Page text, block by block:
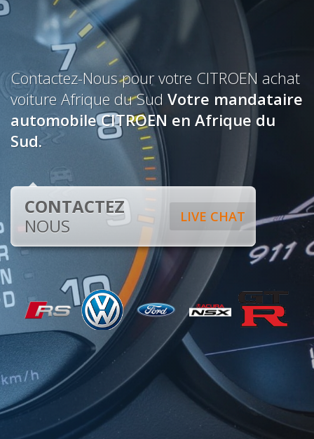
Contactez-Nous pour votre CITROEN achat
voiture Afrique du Sud Votre mandataire
automobile CITROEN en Afrique du
Sud.
LIVE CHAT
CONTACTEZ
NOUS